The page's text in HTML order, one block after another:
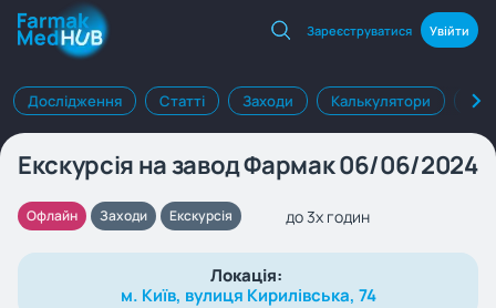
Зареєструватися Увійти
Дослідження Статті Заходи Калькулятори
Екскурсія на завод Фармак 06/06/2024
Офлайн Заходи Екскурсія до 3х годин
Локація:
м. Київ, вулиця Кирилівська, 74